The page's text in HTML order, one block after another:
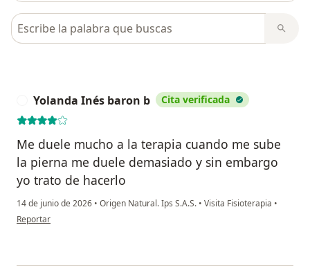
Busca en opiniones
Yolanda Inés baron b Cita verificada
Me duele mucho a la terapia cuando me sube
la pierna me duele demasiado y sin embargo
yo trato de hacerlo
14 de junio de 2026 • Origen Natural. Ips S.A.S. • Visita Fisioterapia •
en opinión del usuario Yolanda Inés baron b
Reportar